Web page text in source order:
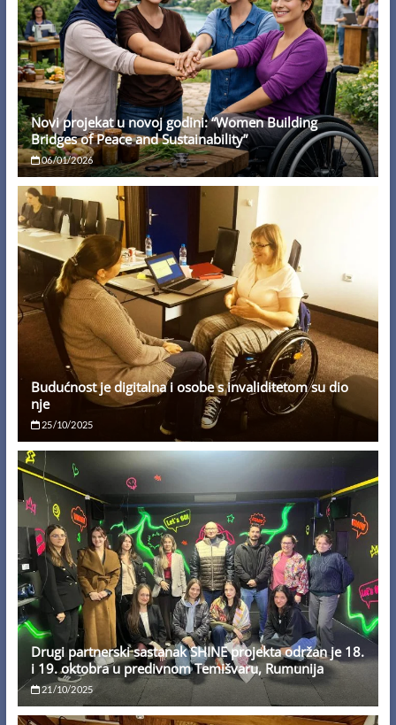
Novi projekat u novoj godini: “Women Building
Bridges of Peace and Sustainability”
06/01/2026
Budućnost je digitalna i osobe s invaliditetom su dio
nje
25/10/2025
Drugi partnerski sastanak SHINE projekta održan je 18.
i 19. oktobra u predivnom Temišvaru, Rumunija
21/10/2025